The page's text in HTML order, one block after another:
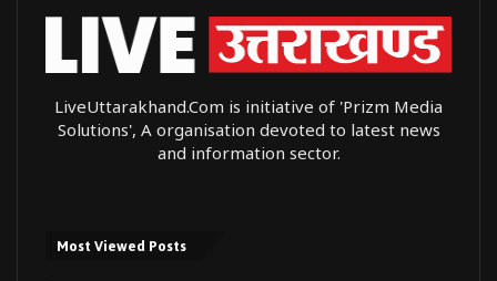
LiveUttarakhand.Com is initiative of 'Prizm Media
Solutions', A organisation devoted to latest news
and information sector.
Most Viewed Posts